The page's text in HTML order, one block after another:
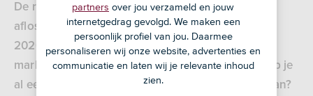
De regels voor het afsluiten van een nieuwe
aflossingsvrije hypotheek veranderen per 11 mei
2026. Vanaf dan kun je maximaal 30% van de
marktwaarde van je huis aflossingsvrij lenen. Heb je
al een aflossingsvrije hypotheek en pas je niks aan?
partners over jou verzameld en jouw
internetgedrag gevolgd. We maken een
persoonlijk profiel van jou. Daarmee
personaliseren wij onze website, advertenties en
communicatie en laten wij je relevante inhoud
zien.